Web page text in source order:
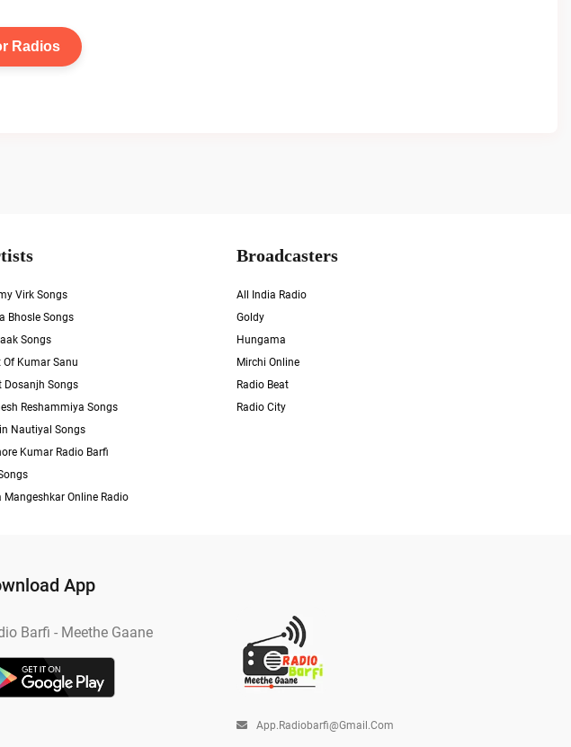
Radios
Virk Songs
Bhosle Songs
Songs
Of Kumar Sanu
Dosanjh Songs
Reshammiya Songs
Nautiyal Songs
Kumar Radio Barfi
Mangeshkar Online Radio
Broadcasters
All India Radio
Goldy
Hungama
Mirchi Online
Radio Beat
Radio City
App
Barfi - Meethe Gaane
App.radiobarfi@gmail.com